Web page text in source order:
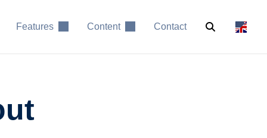
Features Content Contact